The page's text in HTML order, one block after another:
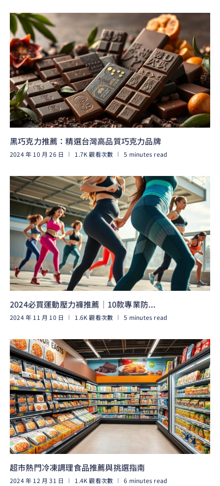
黑巧克力推薦：精選台灣高品質巧克力品牌
2024 年 10 月 26 日 1.7K 觀看次數
5 minutes read
2024必買運動壓力褲推薦｜10款專業防...
2024 年 11 月 10 日 1.6K 觀看次數
5 minutes read
超市熱門冷凍調理食品推薦與挑選指南
2024 年 12 月 31 日 1.4K 觀看次數
6 minutes read